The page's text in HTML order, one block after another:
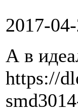
2017-
А в
https://